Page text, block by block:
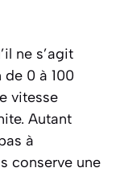
ne s’agit
de 0 à 100
vitesse
Autant
à
conserve une